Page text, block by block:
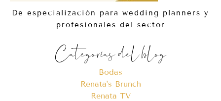
De especialización para wedding planners y
profesionales del sector
Categorías del blog
Bodas
Renata's Brunch
Renata TV